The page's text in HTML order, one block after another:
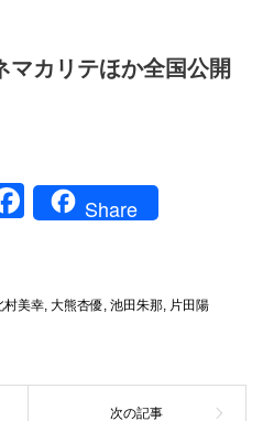
カリテほか全国公開
F
e
o
Share
村美幸, 大熊杏優 池田朱那, 片田陽